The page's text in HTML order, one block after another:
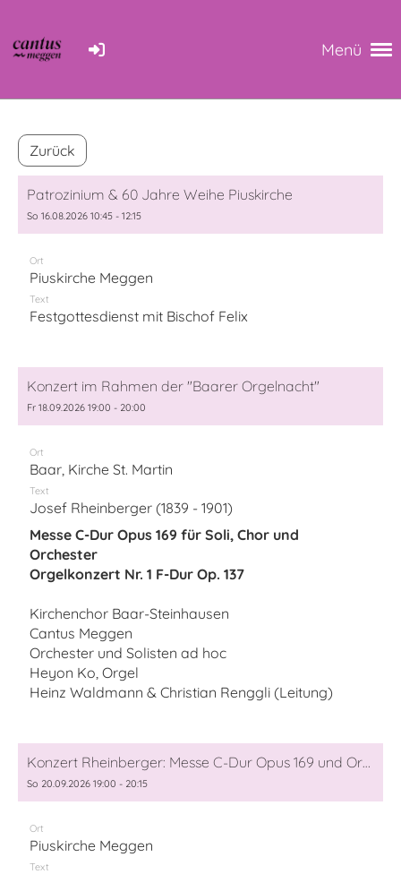
Menü
Zurück
Patrozinium & 60 Jahre Weihe Piuskirche
So 16.08.2026 10:45 - 12:15
Ort
Piuskirche Meggen
Text
Festgottesdienst mit Bischof Felix
Konzert im Rahmen der "Baarer Orgelnacht"
Fr 18.09.2026 19:00 - 20:00
Ort
Baar, Kirche St. Martin
Text
Josef Rheinberger (1839 - 1901)
Messe C-Dur Opus 169 für Soli, Chor und
Orchester
Orgelkonzert Nr. 1 F-Dur Op. 137
Kirchenchor Baar-Steinhausen
Cantus Meggen
Orchester und Solisten ad hoc
Heyon Ko, Orgel
Heinz Waldmann & Christian Renggli (Leitung)
Konzert Rheinberger: Messe C-Dur Opus 169 und Orgelkonzert Nr. 1 F-Dur Op. 137
So 20.09.2026 19:00 - 20:15
Ort
Piuskirche Meggen
Text